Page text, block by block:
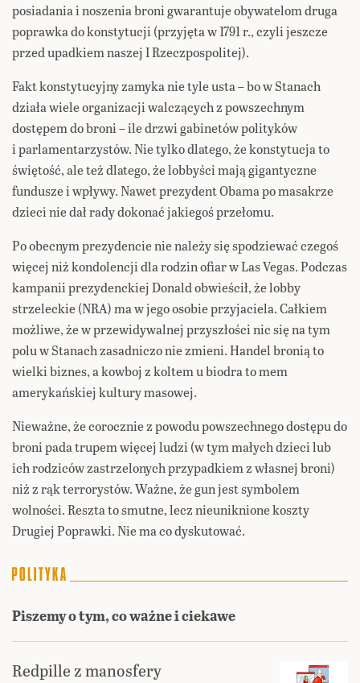
posiadania i noszenia broni gwarantuje obywatelom druga
poprawka do konstytucji (przyjęta w 1791 r., czyli jeszcze
przed upadkiem naszej I Rzeczpospolitej).
Fakt konstytucyjny zamyka nie tyle usta – bo w Stanach
działa wiele organizacji walczących z powszechnym
dostępem do broni – ile drzwi gabinetów polityków
i parlamentarzystów. Nie tylko dlatego, że konstytucja to
świętość, ale też dlatego, że lobbyści mają gigantyczne
fundusze i wpływy. Nawet prezydent Obama po masakrze
dzieci nie dał rady dokonać jakiegoś przełomu.
Po obecnym prezydencie nie należy się spodziewać czegoś
więcej niż kondolencji dla rodzin ofiar w Las Vegas. Podczas
kampanii prezydenckiej Donald obwieścił, że lobby
strzeleckie (NRA) ma w jego osobie przyjaciela. Całkiem
możliwe, że w przewidywalnej przyszłości nic się na tym
polu w Stanach zasadniczo nie zmieni. Handel bronią to
wielki biznes, a kowboj z koltem u biodra to mem
amerykańskiej kultury masowej.
Nieważne, że corocznie z powodu powszechnego dostępu do
broni pada trupem więcej ludzi (w tym małych dzieci lub
ich rodziców zastrzelonych przypadkiem z własnej broni)
niż z rąk terrorystów. Ważne, że gun jest symbolem
wolności. Reszta to smutne, lecz nieuniknione koszty
Drugiej Poprawki. Nie ma co dyskutować.
Piszemy o tym, co ważne i ciekawe
Redpille z manosfery